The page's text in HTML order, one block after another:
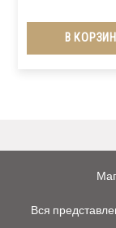
В
Вся